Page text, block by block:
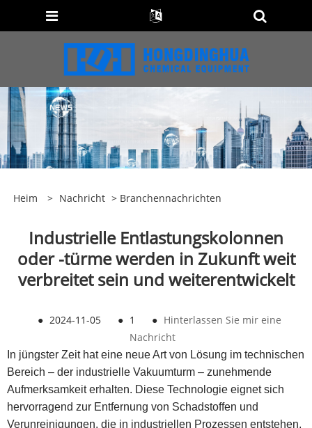
Heim > Nachricht > Branchennachrichten
Industrielle Entlastungskolonnen
oder -türme werden in Zukunft weit
verbreitet sein und weiterentwickelt
● 2024-11-05 ● 1 ● Hinterlassen Sie mir eine
Nachricht
In jüngster Zeit hat eine neue Art von Lösung im technischen
Bereich – der industrielle Vakuumturm – zunehmende
Aufmerksamkeit erhalten. Diese Technologie eignet sich
hervorragend zur Entfernung von Schadstoffen und
Verunreinigungen, die in industriellen Prozessen entstehen,